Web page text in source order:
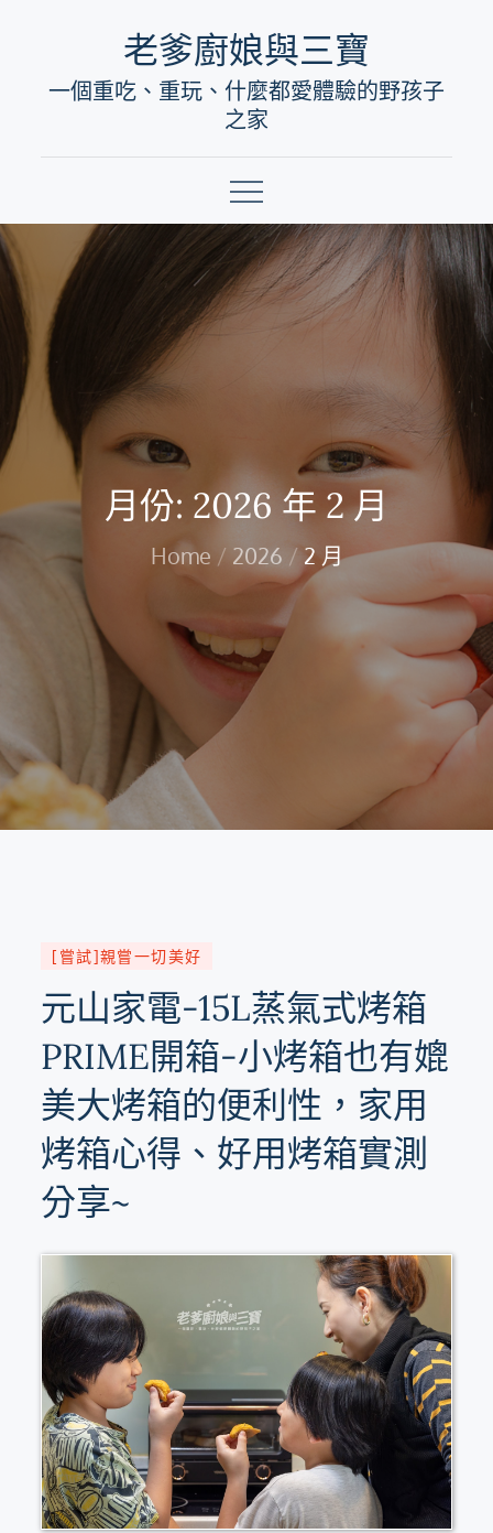
content
老爹廚娘與三寶
一個重吃、重玩、什麼都愛體驗的野孩子
之家
月份: 2026 年 2 月
Home 2026 2 月
[嘗試]親嘗一切美好
元山家電-15L蒸氣式烤箱
PRIME開箱-小烤箱也有媲
美大烤箱的便利性，家用
烤箱心得、好用烤箱實測
分享~